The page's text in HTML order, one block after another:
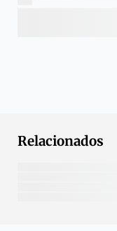
Relacionados